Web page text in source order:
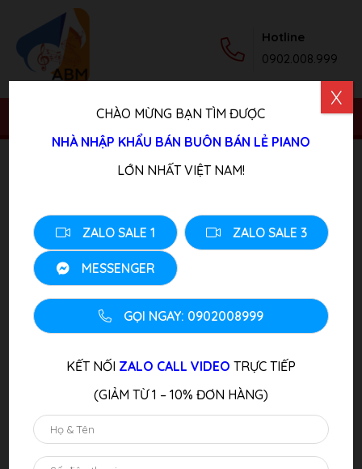
Hotline
0902.008.999
Trang chủ/ Sản phẩm/Piano Cơ/ Đàn Grand Piano
CHÀO MỪNG BẠN TÌM ĐƯỢC
NHÀ NHẬP KHẨU BÁN BUÔN BÁN LẺ PIANO
LỚN NHẤT VIỆT NAM!
ZALO SALE 1 ZALO SALE 3
MESSENGER
GỌI NGAY: 0902008999
KẾT NỐI ZALO CALL VIDEO TRỰC TIẾP
(GIẢM TỪ 1 – 10% ĐƠN HÀNG)
X